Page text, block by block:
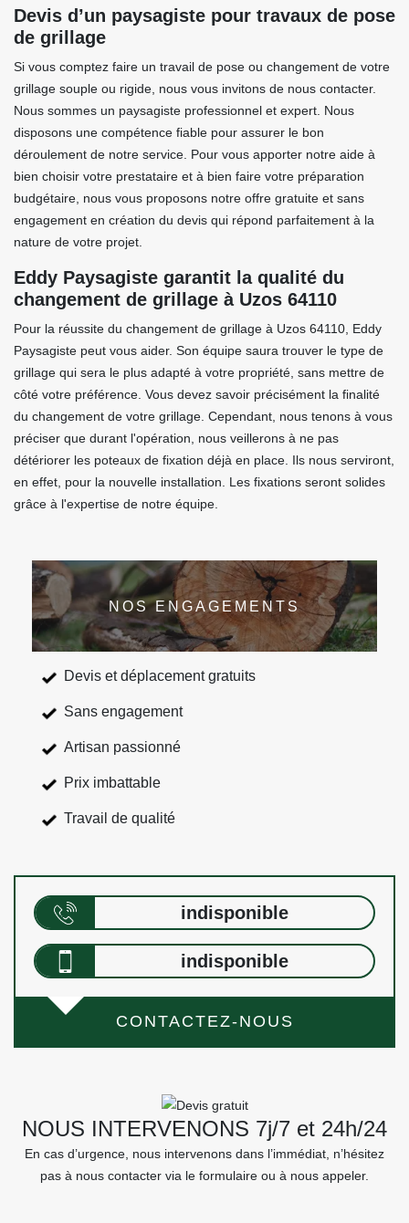
Devis d’un paysagiste pour travaux de pose
de grillage
Si vous comptez faire un travail de pose ou changement de votre
grillage souple ou rigide, nous vous invitons de nous contacter.
Nous sommes un paysagiste professionnel et expert. Nous
disposons une compétence fiable pour assurer le bon
déroulement de notre service. Pour vous apporter notre aide à
bien choisir votre prestataire et à bien faire votre préparation
budgétaire, nous vous proposons notre offre gratuite et sans
engagement en création du devis qui répond parfaitement à la
nature de votre projet.
Eddy Paysagiste garantit la qualité du
changement de grillage à Uzos 64110
Pour la réussite du changement de grillage à Uzos 64110, Eddy
Paysagiste peut vous aider. Son équipe saura trouver le type de
grillage qui sera le plus adapté à votre propriété, sans mettre de
côté votre préférence. Vous devez savoir précisément la finalité
du changement de votre grillage. Cependant, nous tenons à vous
préciser que durant l'opération, nous veillerons à ne pas
détériorer les poteaux de fixation déjà en place. Ils nous serviront,
en effet, pour la nouvelle installation. Les fixations seront solides
grâce à l'expertise de notre équipe.
NOS ENGAGEMENTS
Devis et déplacement gratuits
Sans engagement
Artisan passionné
Prix imbattable
Travail de qualité
indisponible
indisponible
CONTACTEZ-NOUS
NOUS INTERVENONS 7j/7 et 24h/24
En cas d’urgence, nous intervenons dans l’immédiat, n’hésitez
pas à nous contacter via le formulaire ou à nous appeler.